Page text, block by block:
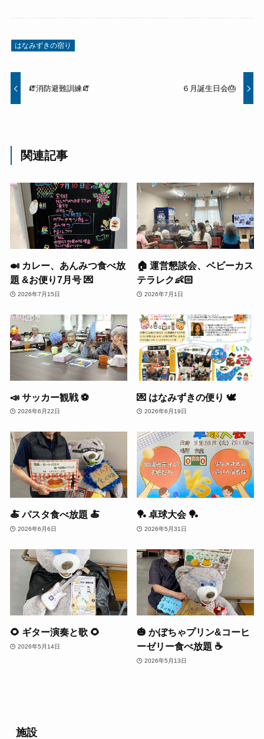
はなみずきの宿り
🧯消防避難訓練🧯 ６月誕生日会🎂
関連記事
🍛 カレー、あんみつ食べ放
題 &お便り7月号 💌
2026年7月15日
🏠 運営懇談会、ベビーカス
テラレク👶🏻
2026年7月1日
📣 サッカー観戦 ⚽️
2026年6月22日
💌 はなみずきの便り 🕊️
2026年6月19日
🍝 パスタ食べ放題 🍝
2026年6月6日
🏓 卓球大会 🏓
2026年5月31日
🌻 ギター演奏と歌 🌻
2026年5月14日
🎃 かぼちゃプリン&コーヒ
ーゼリー食べ放題 ☕️
2026年5月13日
施設